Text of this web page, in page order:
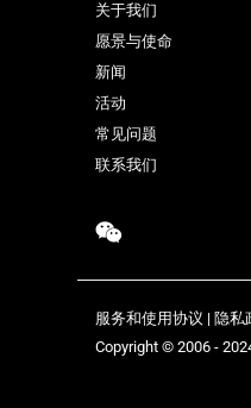
关于我们
愿景与使命
新闻
活动
常见问题
联系我们
服务和使用协议 | 隐私
Copyright © 2006 -